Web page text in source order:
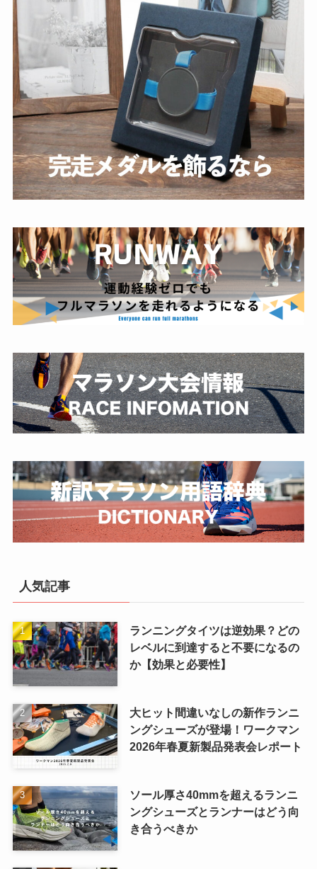
人気記事
ランニングタイツは逆効果？どの
レベルに到達すると不要になるの
か【効果と必要性】
大ヒット間違いなしの新作ランニ
ングシューズが登場！ワークマン
2026年春夏新製品発表会レポート
ソール厚さ40mmを超えるランニ
ングシューズとランナーはどう向
き合うべきか